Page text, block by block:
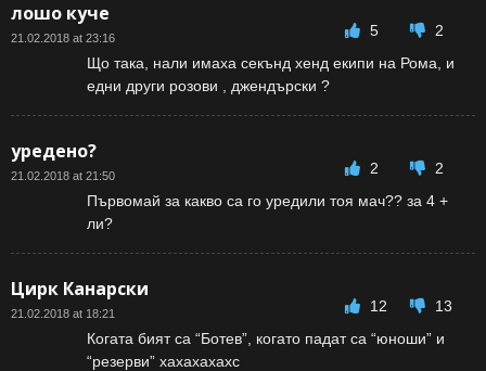
лошо куче
21.02.2018 at 23:16 5
2
Що така, нали имаха секънд хенд екипи на Рома, и
едни други розови , джендърски ?
уредено?
21.02.2018 at 21:50 2
2
Първомай за какво са го уредили тоя мач?? за 4 +
ли?
Цирк Канарски
21.02.2018 at 18:21 12
13
Когата бият са “Ботев”, когато падат са “юноши” и
“резерви” хахахахахс